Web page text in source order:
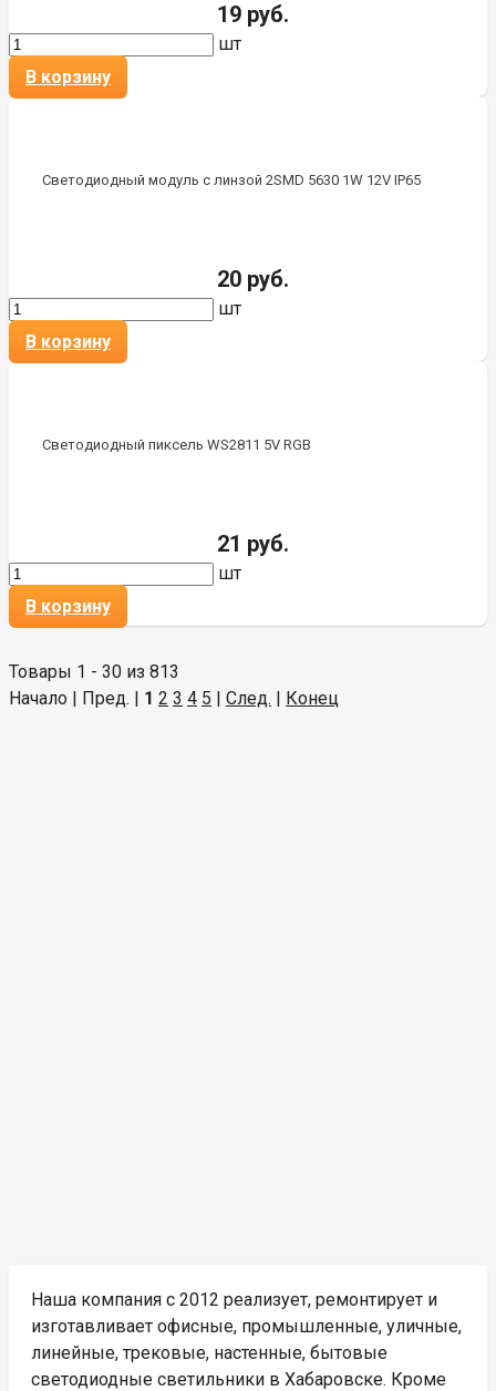
19 руб.
шт
В корзину
Светодиодный модуль с линзой 2SMD 5630 1W 12V IP65
20 руб.
шт
В корзину
Светодиодный пиксель WS2811 5V RGB
21 руб.
шт
В корзину
Товары 1 - 30 из 813
Начало | Пред. | 1 2 3 4 5 | След. | Конец
Наша компания с 2012 реализует, ремонтирует и
изготавливает офисные, промышленные, уличные,
линейные, трековые, настенные, бытовые
светодиодные светильники в Хабаровске. Кроме